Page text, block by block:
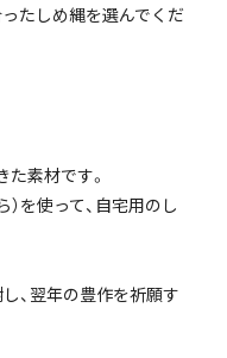
たしめ縄を選んでくだ
素材です。
を使って、自宅用のし
、翌年の豊作を祈願す